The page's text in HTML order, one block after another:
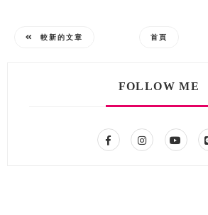
較新的文章 首頁
FOLLOW ME